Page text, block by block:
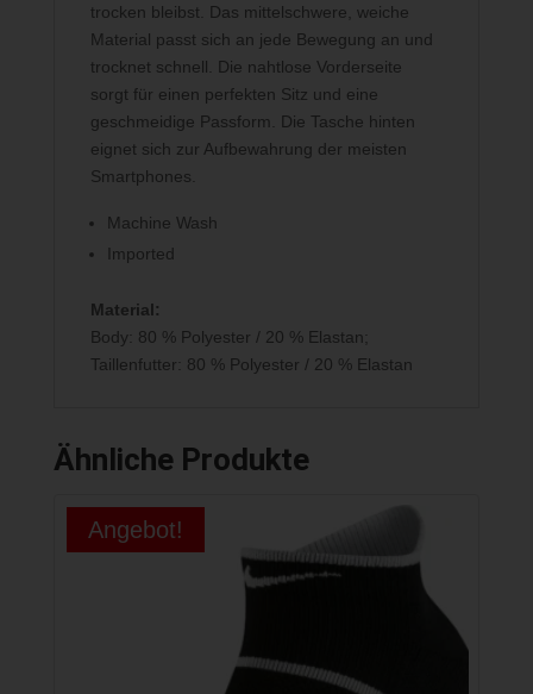
trocken bleibst. Das mittelschwere, weiche
Material passt sich an jede Bewegung an und
trocknet schnell. Die nahtlose Vorderseite
sorgt für einen perfekten Sitz und eine
geschmeidige Passform. Die Tasche hinten
eignet sich zur Aufbewahrung der meisten
Smartphones.
Machine Wash
Imported
Material:
Body: 80 % Polyester / 20 % Elastan;
Taillenfutter: 80 % Polyester / 20 % Elastan
Ähnliche Produkte
Angebot!